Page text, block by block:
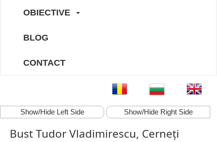
OBIECTIVE
BLOG
CONTACT
Show/Hide Left Side Show/Hide Right Side
Bust Tudor Vladimirescu, Cerneți